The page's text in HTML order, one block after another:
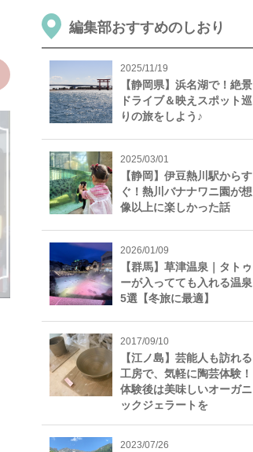
編集部おすすめのしおり
2025/11/19
【静岡県】浜名湖で！絶景
ドライブ＆映えスポット巡
りの旅をしよう♪
2025/03/01
【静岡】伊豆熱川駅からす
ぐ！熱川バナナワニ園が想
像以上に楽しかった話
2026/01/09
【群馬】草津温泉｜タトゥ
ーが入ってても入れる温泉
5選【冬旅に最適】
2017/09/10
【江ノ島】芸能人も訪れる
工房で、気軽に陶芸体験！
体験後は美味しいオーガニ
ックジェラートを
2023/07/26